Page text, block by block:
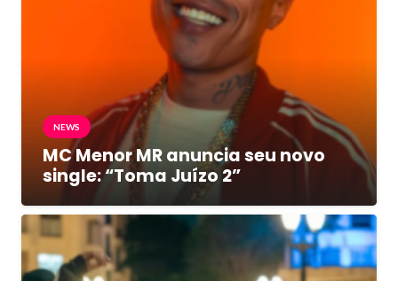
NEWS
MC Menor MR anuncia seu novo
single: “Toma Juízo 2”